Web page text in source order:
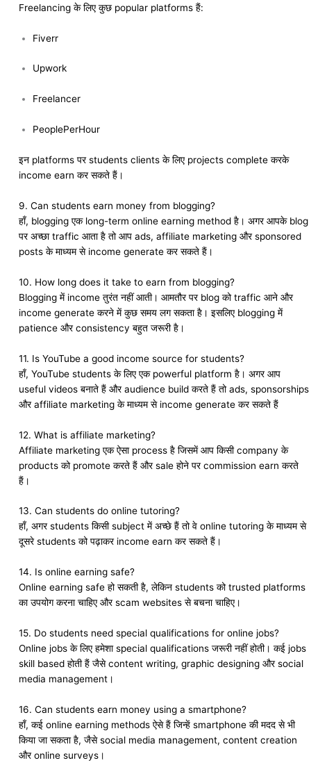
Freelancing के लिए कुछ popular platforms हैं:
Fiverr
Upwork
Freelancer
PeoplePerHour
इन platforms पर students clients के लिए projects complete करके
income earn कर सकते हैं।
9. Can students earn money from blogging?
हाँ, blogging एक long-term online earning method है। अगर आपके blog
पर अच्छा traffic आता है तो आप ads, affiliate marketing और sponsored
posts के माध्यम से income generate कर सकते हैं।
10. How long does it take to earn from blogging?
Blogging में income तुरंत नहीं आती। आमतौर पर blog को traffic आने और
income generate करने में कुछ समय लग सकता है। इसलिए blogging में
patience और consistency बहुत जरूरी है।
11. Is YouTube a good income source for students?
हाँ, YouTube students के लिए एक powerful platform है। अगर आप
useful videos बनाते हैं और audience build करते हैं तो ads, sponsorships
और affiliate marketing के माध्यम से income generate कर सकते हैं
12. What is affiliate marketing?
Affiliate marketing एक ऐसा process है जिसमें आप किसी company के
products को promote करते हैं और sale होने पर commission earn करते
हैं।
13. Can students do online tutoring?
हाँ, अगर students किसी subject में अच्छे हैं तो वे online tutoring के माध्यम से
दूसरे students को पढ़ाकर income earn कर सकते हैं।
14. Is online earning safe?
Online earning safe हो सकती है, लेकिन students को trusted platforms
का उपयोग करना चाहिए और scam websites से बचना चाहिए।
15. Do students need special qualifications for online jobs?
Online jobs के लिए हमेशा special qualifications जरूरी नहीं होती। कई jobs
skill based होती हैं जैसे content writing, graphic designing और social
media management।
16. Can students earn money using a smartphone?
हाँ, कई online earning methods ऐसे हैं जिन्हें smartphone की मदद से भी
किया जा सकता है, जैसे social media management, content creation
और online surveys।